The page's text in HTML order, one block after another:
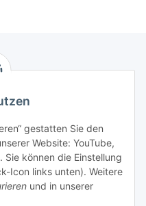
gestatten Sie den
Website: YouTube,
Sie können die Einstellung
Icon links unten). Weitere
und in unserer